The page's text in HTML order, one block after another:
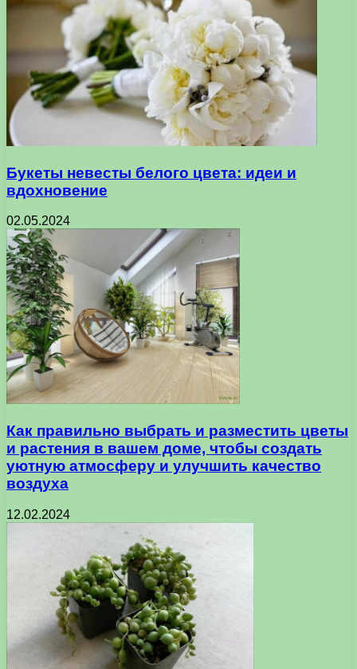
Букеты невесты белого цвета: идеи и
вдохновение
02.05.2024
Как правильно выбрать и разместить цветы
и растения в вашем доме, чтобы создать
уютную атмосферу и улучшить качество
воздуха
12.02.2024